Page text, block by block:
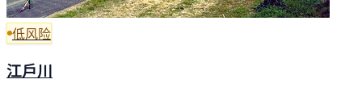
低风险
江戶川